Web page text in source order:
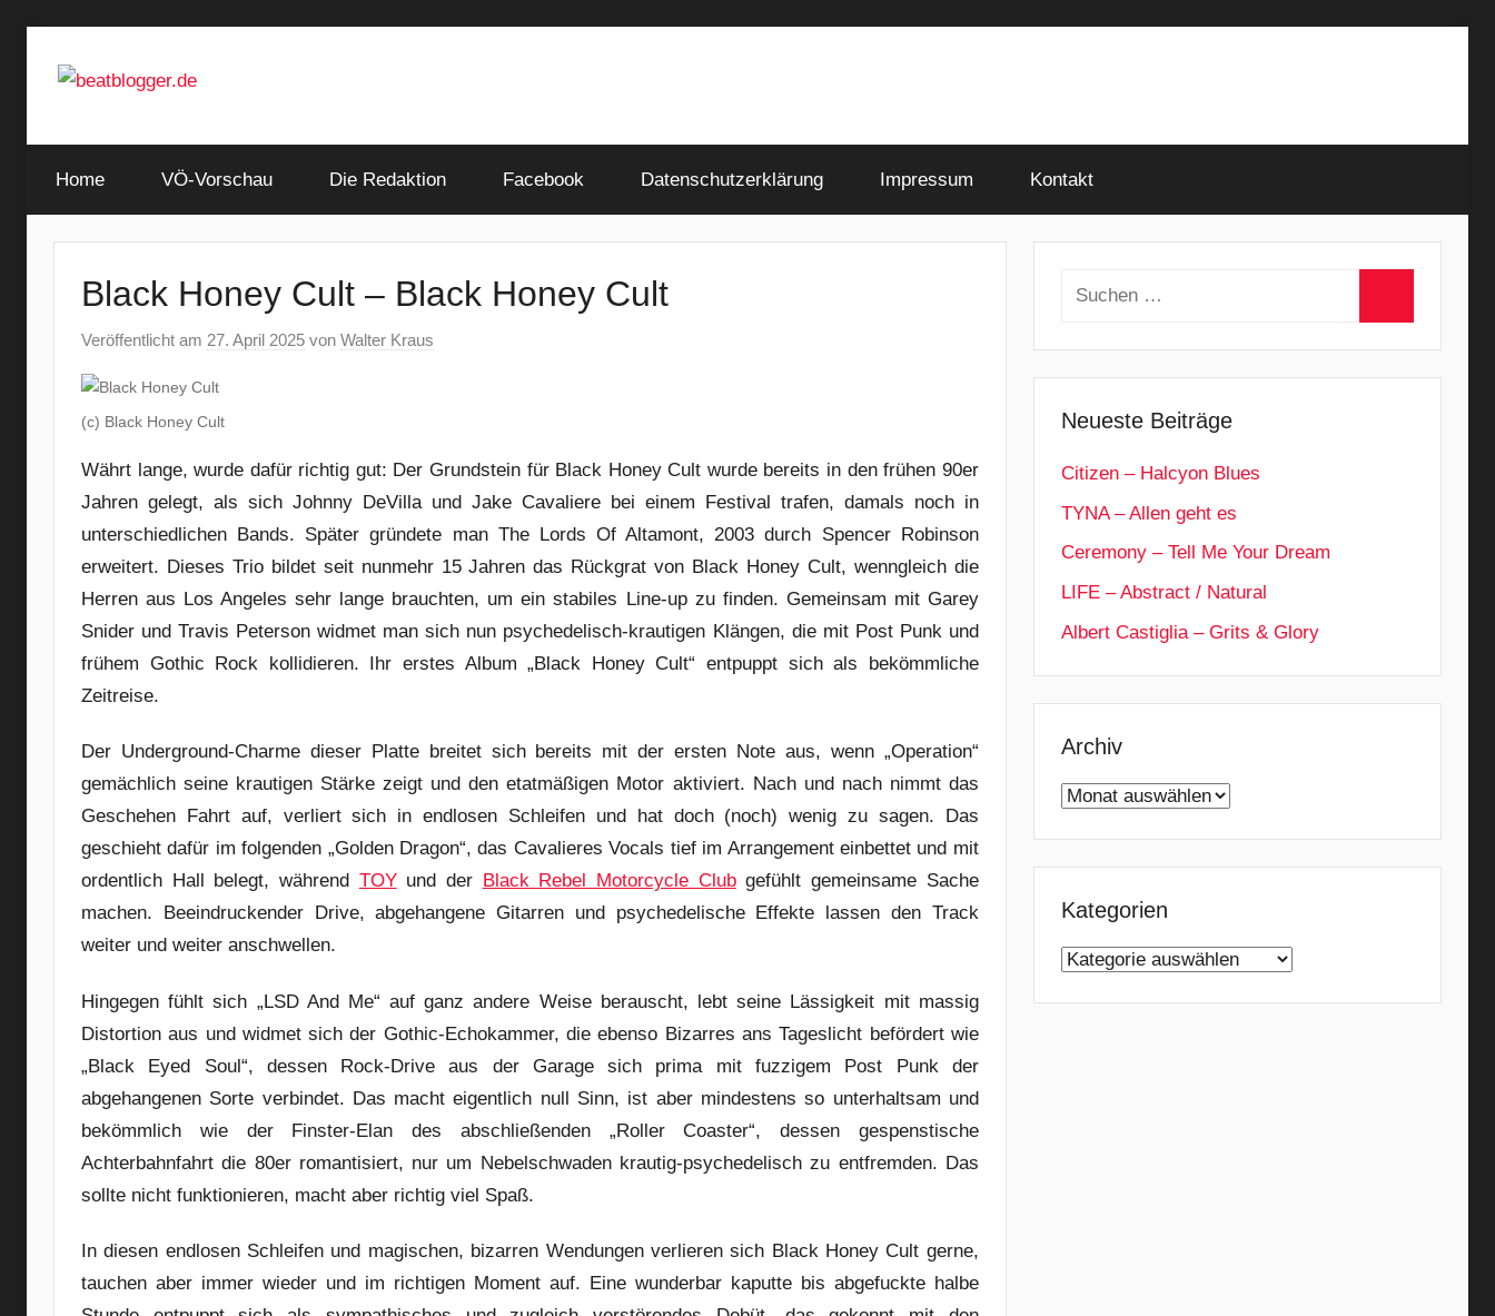
Inhalt
beatblogger.de
and
the
Home VÖ-Vorschau Die Redaktion Facebook Datenschutzerklärung Impressum Kontakt
Black Honey Cult – Black Honey Cult
Veröffentlicht am 27. April 2025 von Walter Kraus
(c) Black Honey Cult
Währt lange, wurde dafür richtig gut: Der Grundstein für Black Honey Cult wurde bereits in den frühen 90er
Jahren gelegt, als sich Johnny DeVilla und Jake Cavaliere bei einem Festival trafen, damals noch in
unterschiedlichen Bands. Später gründete man The Lords Of Altamont, 2003 durch Spencer Robinson
erweitert. Dieses Trio bildet seit nunmehr 15 Jahren das Rückgrat von Black Honey Cult, wenngleich die
Herren aus Los Angeles sehr lange brauchten, um ein stabiles Line-up zu finden. Gemeinsam mit Garey
Snider und Travis Peterson widmet man sich nun psychedelisch-krautigen Klängen, die mit Post Punk und
frühem Gothic Rock kollidieren. Ihr erstes Album „Black Honey Cult“ entpuppt sich als bekömmliche
Zeitreise.
Der Underground-Charme dieser Platte breitet sich bereits mit der ersten Note aus, wenn „Operation“
gemächlich seine krautigen Stärke zeigt und den etatmäßigen Motor aktiviert. Nach und nach nimmt das
Geschehen Fahrt auf, verliert sich in endlosen Schleifen und hat doch (noch) wenig zu sagen. Das
geschieht dafür im folgenden „Golden Dragon“, das Cavalieres Vocals tief im Arrangement einbettet und mit
ordentlich Hall belegt, während TOYund der Black Rebel Motorcycle Clubgefühlt gemeinsame Sache
machen. Beeindruckender Drive, abgehangene Gitarren und psychedelische Effekte lassen den Track
weiter und weiter anschwellen.
Hingegen fühlt sich „LSD And Me“ auf ganz andere Weise berauscht, lebt seine Lässigkeit mit massig
Distortion aus und widmet sich der Gothic-Echokammer, die ebenso Bizarres ans Tageslicht befördert wie
„Black Eyed Soul“, dessen Rock-Drive aus der Garage sich prima mit fuzzigem Post Punk der
abgehangenen Sorte verbindet. Das macht eigentlich null Sinn, ist aber mindestens so unterhaltsam und
bekömmlich wie der Finster-Elan des abschließenden „Roller Coaster“, dessen gespenstische
Achterbahnfahrt die 80er romantisiert, nur um Nebelschwaden krautig-psychedelisch zu entfremden. Das
sollte nicht funktionieren, macht aber richtig viel Spaß.
In diesen endlosen Schleifen und magischen, bizarren Wendungen verlieren sich Black Honey Cult gerne,
tauchen aber immer wieder und im richtigen Moment auf. Eine wunderbar kaputte bis abgefuckte halbe
Suchen
Neueste Beiträge
Citizen – Halcyon Blues
TYNA – Allen geht es
Ceremony – Tell Me Your Dream
LIFE – Abstract / Natural
Albert Castiglia – Grits & Glory
Archiv
Archiv
Kategorien
Kategorien